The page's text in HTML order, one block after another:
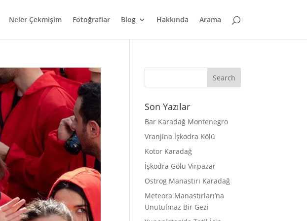
Neler Çekmişim Fotoğraflar Blog Hakkında Arama
Son Yazılar
Bar Karadağ Montenegro
Vranjina İşkodra Kölü
Kotor Karadağ
İşkodra Gölü Virpazar
Ostrog Manastırı Karadağ
Meteora Manastırları’na
Unutulmaz Bir Gezi